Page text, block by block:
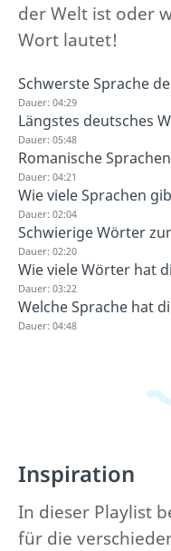
der Welt ist oder
Wort lautet!
Schwerste Sprache
Dauer: 04:29
Längstes deutsches
Dauer: 05:48
Romanische Sprachen
Dauer: 04:21
Wie viele Sprachen
Dauer: 02:04
Schwierige Wörter
Dauer: 02:20
Wie viele Wörter hat
Dauer: 03:22
Welche Sprache hat
Dauer: 04:48
Inspiration
In dieser Playlist
für die